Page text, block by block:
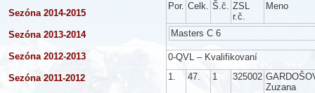
Sezóna 2014-2015
Sezóna 2013-2014
Sezóna 2012-2013
Sezóna 2011-2012
Por. Celk. Š.č. ZSL
r.č.
Meno
Masters C 6
0-QVL – Kvalifikovaní
1.
47. 1 325002
Zuzana